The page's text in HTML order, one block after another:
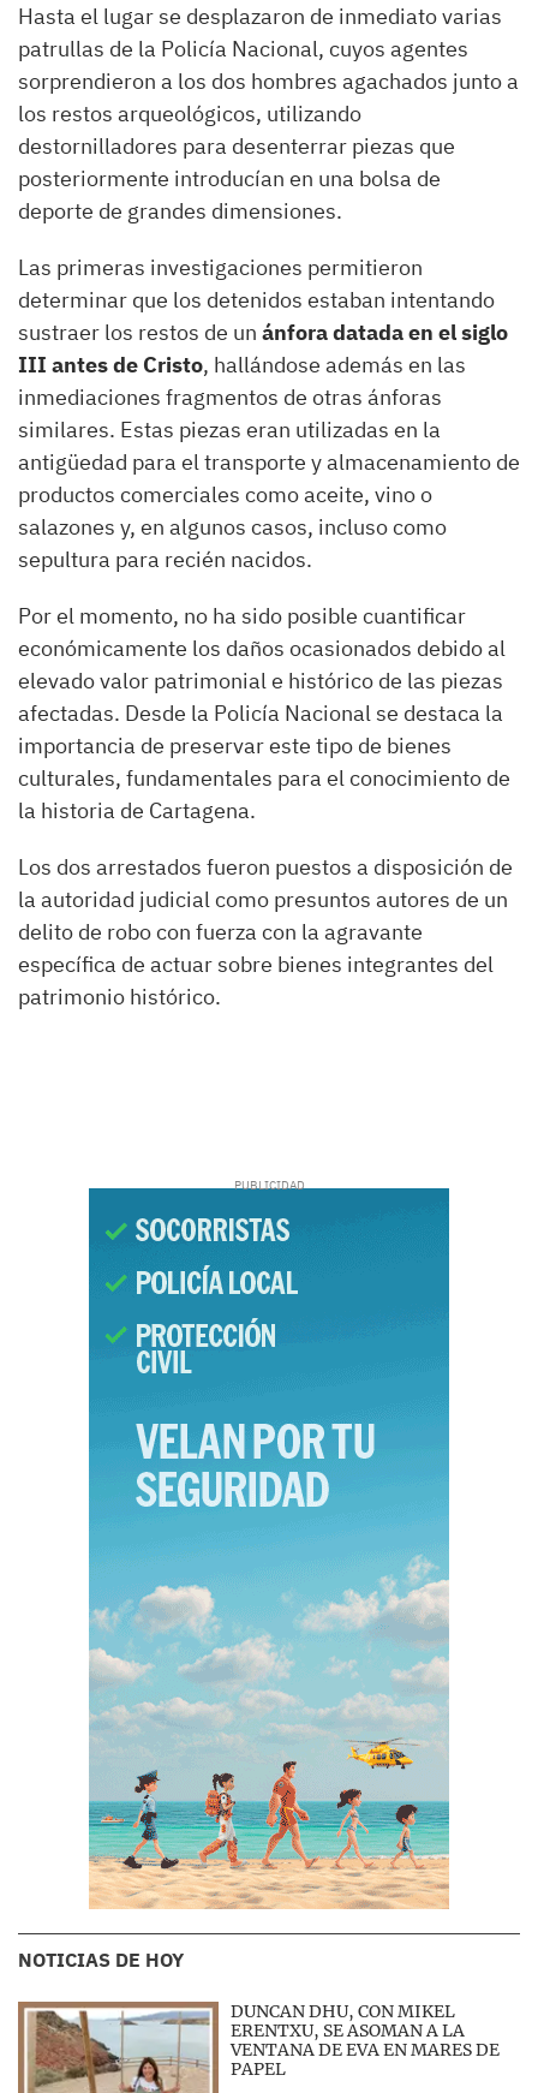
Hasta el lugar se desplazaron de inmediato varias
patrullas de la Policía Nacional, cuyos agentes
sorprendieron a los dos hombres agachados junto a
los restos arqueológicos, utilizando
destornilladores para desenterrar piezas que
posteriormente introducían en una bolsa de
deporte de grandes dimensiones.
Las primeras investigaciones permitieron
determinar que los detenidos estaban intentando
sustraer los restos de un ánfora datada en el siglo
III antes de Cristo, hallándose además en las
inmediaciones fragmentos de otras ánforas
similares. Estas piezas eran utilizadas en la
antigüedad para el transporte y almacenamiento de
productos comerciales como aceite, vino o
salazones y, en algunos casos, incluso como
sepultura para recién nacidos.
Por el momento, no ha sido posible cuantificar
económicamente los daños ocasionados debido al
elevado valor patrimonial e histórico de las piezas
afectadas. Desde la Policía Nacional se destaca la
importancia de preservar este tipo de bienes
culturales, fundamentales para el conocimiento de
la historia de Cartagena.
Los dos arrestados fueron puestos a disposición de
la autoridad judicial como presuntos autores de un
delito de robo con fuerza con la agravante
específica de actuar sobre bienes integrantes del
patrimonio histórico.
NOTICIAS DE HOY
DUNCAN DHU, CON MIKEL
ERENTXU, SE ASOMAN A LA
VENTANA DE EVA EN MARES DE
PAPEL